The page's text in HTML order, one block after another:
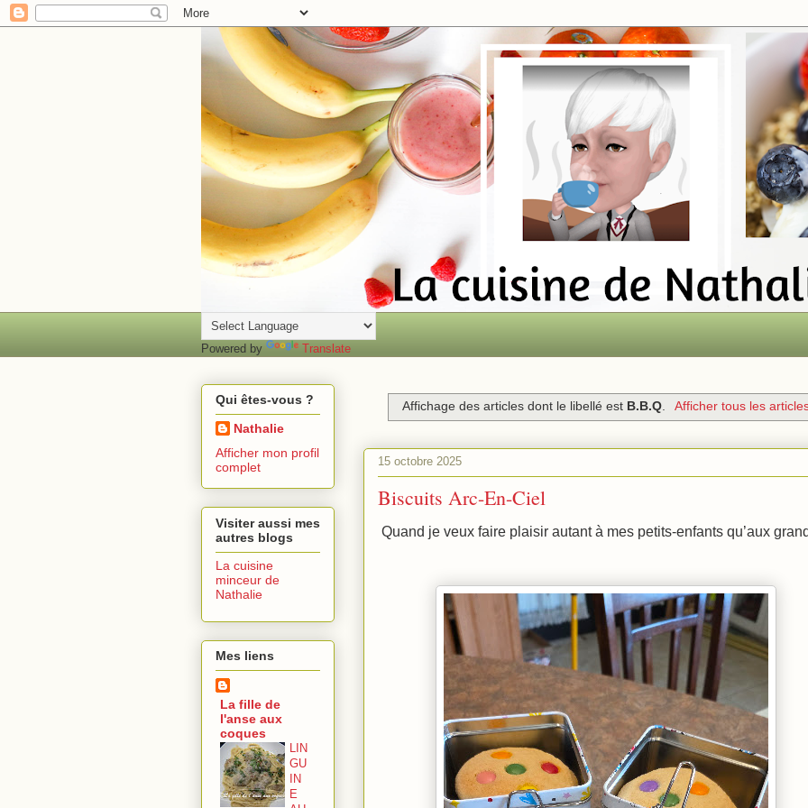
Powered by Translate
Affichage des articles dont le libellé est B.B.Q. Afficher tous les
15 octobre 2025
Biscuits Arc-En-Ciel
Quand je veux faire plaisir autant à mes petits-enfants qu’aux
Qui êtes-vous ?
Nathalie
Afficher mon profil
complet
Visiter aussi mes
autres blogs
La cuisine
minceur de
Nathalie
Mes liens
La fille de
l'anse aux
coques
LIN
GU
IN
E